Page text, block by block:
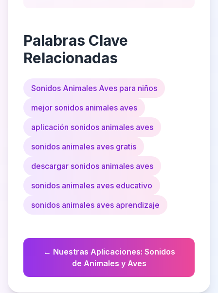
Palabras Clave
Relacionadas
Sonidos Animales Aves para niños
mejor sonidos animales aves
aplicación sonidos animales aves
sonidos animales aves gratis
descargar sonidos animales aves
sonidos animales aves educativo
sonidos animales aves aprendizaje
← Nuestras Aplicaciones: Sonidos
de Animales y Aves